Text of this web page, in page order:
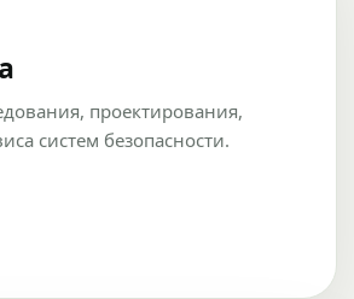
проектирования,
систем безопасности.